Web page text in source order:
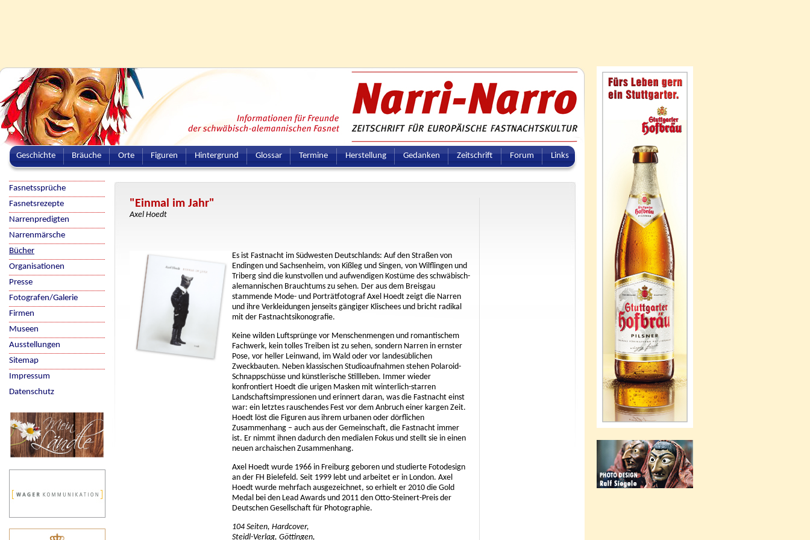
Geschichte Bräuche Orte Figuren Hintergrund Glossar Termine Herstellung Gedanken Zeitschrift Forum Links
"Einmal im Jahr"
Axel Hoedt
Es ist Fastnacht im Südwesten Deutschlands: Auf den Straßen von
Endingen und Sachsenheim, von Kißleg und Singen, von Wilflingen und
Triberg sind die kunstvollen und aufwendigen Kostüme des schwäbisch-
alemannischen Brauchtums zu sehen. Der aus dem Breisgau
stammende Mode- und Porträtfotograf Axel Hoedt zeigt die Narren
und ihre Verkleidungen jenseits gängiger Klischees und bricht radikal
mit der Fastnachtsikonografie.
Keine wilden Luftsprünge vor Menschenmengen und romantischem
Fachwerk, kein tolles Treiben ist zu sehen, sondern Narren in ernster
Pose, vor heller Leinwand, im Wald oder vor landesüblichen
Zweckbauten. Neben klassischen Studioaufnahmen stehen Polaroid-
Schnappschüsse und künstlerische Stillleben. Immer wieder
konfrontiert Hoedt die urigen Masken mit winterlich-starren
Landschaftsimpressionen und erinnert daran, was die Fastnacht einst
war: ein letztes rauschendes Fest vor dem Anbruch einer kargen Zeit.
Hoedt löst die Figuren aus ihrem urbanen oder dörflichen
Zusammenhang – auch aus der Gemeinschaft, die Fastnacht immer
ist. Er nimmt ihnen dadurch den medialen Fokus und stellt sie in einen
neuen archaischen Zusammenhang.
Axel Hoedt wurde 1966 in Freiburg geboren und studierte Fotodesign
an der FH Bielefeld. Seit 1999 lebt und arbeitet er in London. Axel
Hoedt wurde mehrfach ausgezeichnet, so erhielt er 2010 die Gold
Medal bei den Lead Awards und 2011 den Otto-Steinert-Preis der
Deutschen Gesellschaft für Photographie.
104 Seiten, Hardcover,
Steidl-Verlag, Göttingen,
Fasnetssprüche
Fasnetsrezepte
Narrenpredigten
Narrenmärsche
Bücher
Organisationen
Presse
Fotografen/Galerie
Firmen
Museen
Ausstellungen
Sitemap
Impressum
Datenschutz